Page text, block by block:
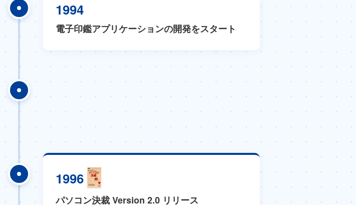
1994
電子印鑑アプリケーションの開発をスタート
1996
パソコン決裁 Version 2.0 リリース